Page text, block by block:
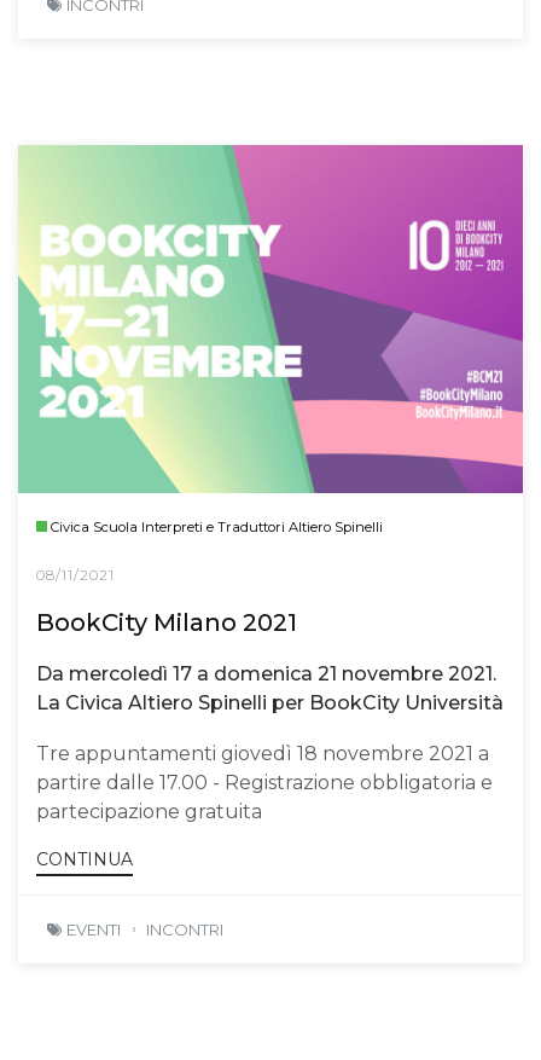
INCONTRI
Civica Scuola Interpreti e Traduttori Altiero Spinelli
08/11/2021
BookCity Milano 2021
Da mercoledì 17 a domenica 21 novembre 2021.
La Civica Altiero Spinelli per BookCity Università
Tre appuntamenti giovedì 18 novembre 2021 a
partire dalle 17.00 - Registrazione obbligatoria e
partecipazione gratuita
CONTINUA
EVENTI INCONTRI